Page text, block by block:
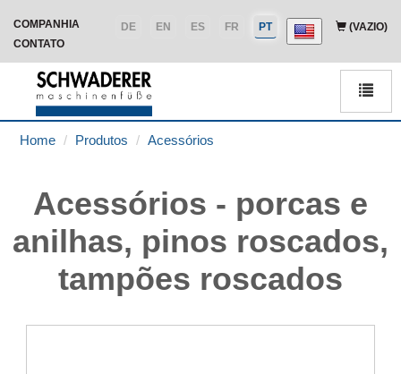
(VAZIO)
COMPANHIA PT
FR
ES
EN
DE
CONTATO
Home Produtos Acessórios
Acessórios - porcas e
anilhas, pinos roscados,
tampões roscados